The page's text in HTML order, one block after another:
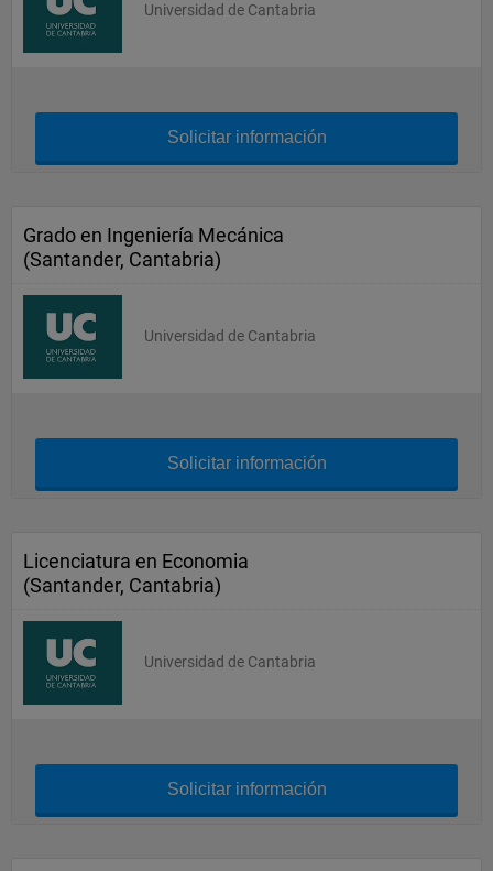
Universidad de Cantabria
Solicitar información
Grado en Ingeniería Mecánica
(Santander, Cantabria)
Universidad de Cantabria
Solicitar información
Licenciatura en Economia
(Santander, Cantabria)
Universidad de Cantabria
Solicitar información